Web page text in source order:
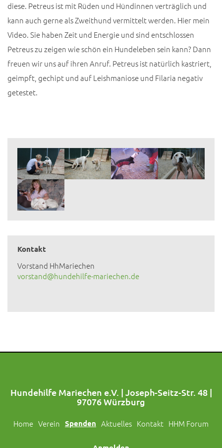
diese. Petreus ist mit Rüden und Hündinnen verträglich und
kann auch gerne als Zweithund vermittelt werden. Hier mein
Video. Sie haben Zeit und Energie und sind entschlossen
Petreus zu zeigen wie schön ein Hundeleben sein kann? Dann
freuen wir uns auf ihren Anruf. Petreus ist natürlich kastriert,
geimpft, gechipt und auf Leishmaniose und Filaria negativ
getestet.
Kontakt
Vorstand HhMariechen
vorstand@hundehilfe-mariechen.de
Hundehilfe Mariechen e.V. | Joseph-Seitz-Str. 48 |
97076 Würzburg
Home Verein Spenden Aktuelles Kontakt HHM Forum